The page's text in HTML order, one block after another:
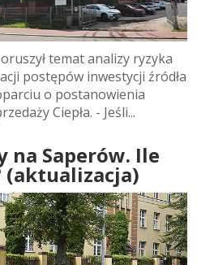
temat analizy ryzyka
postępów inwestycji źródła
o postanowienia
Ciepła. - Jeśli...
na Saperów. Ile